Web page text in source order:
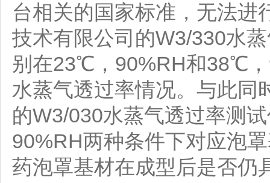
台相关的国家标准，无法进
技术有限公司的W3/330水
别在23℃，90%RH和38℃
水蒸气透过率情况。与此同
的W3/030水蒸气透过率测
90%RH两种条件下对应泡
药泡罩基材在成型后是否仍